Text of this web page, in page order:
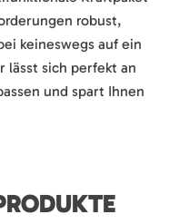
robust,
keineswegs auf ein
lässt sich perfekt an
und spart Ihnen